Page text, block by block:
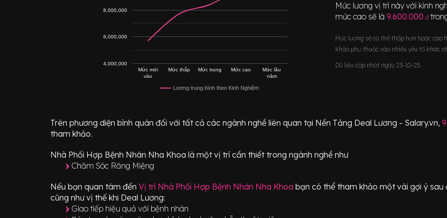
Lương trung bình theo Kinh Nghiệm
Mức mới
vào
Mức thấp Mức trung Mức cao
Mức lâu
năm
4,000,000
6,000,000
8,000,000
Mức lương vị trí này với kinh
mức cao sẽ là 9.600.000 đ
Mức lương sẽ có thể thấp hơn hoặc
khảo phụ thuộc vào nhiều yếu tố khác
Dữ liệu cập nhật ngày 23-10-25.
Trên phương diện bình quân đối với tất cả các ngành nghề liên quan tại Nền Tảng Deal Lương - Salary.vn,
tham khảo.
Nhà Phối Hợp Bệnh Nhân Nha Khoa là một vị trí cần thiết trong ngành nghề như
Chăm Sóc Răng Miệng
Nếu bạn quan tâm đến Vị trí Nhà Phối Hợp Bệnh Nhân Nha Khoa bạn có thể tham khảo một vài gợi ý sau
cũng như vị thế khi Deal Lương:
Giao tiếp hiệu quả với bệnh nhân